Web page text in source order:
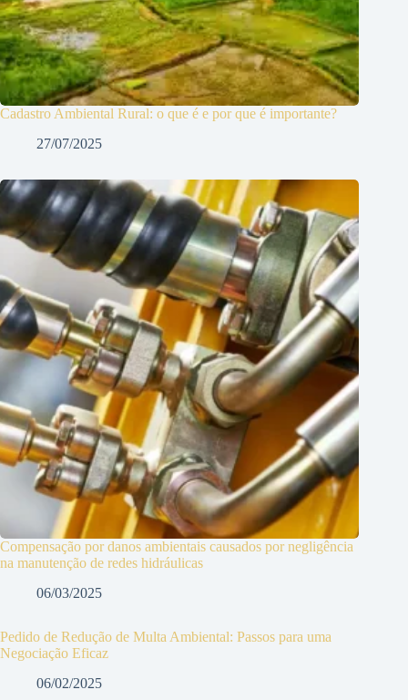
Cadastro Ambiental Rural: o que é e por que é importante?
27/07/2025
Compensação por danos ambientais causados por negligência
na manutenção de redes hidráulicas
06/03/2025
Pedido de Redução de Multa Ambiental: Passos para uma
Negociação Eficaz
06/02/2025